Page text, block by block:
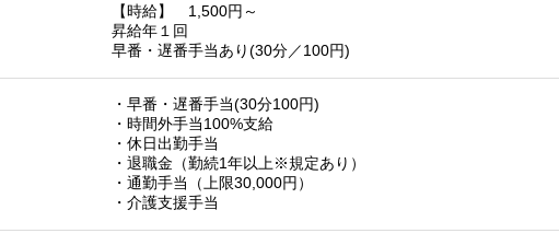
【時給】 1,500円～
昇給年１回
早番・遅番手当あり(30分／100円)
・早番・遅番手当(30分100円)
・時間外手当100%支給
・休日出勤手当
・退職金（勤続1年以上※規定あり）
・通勤手当（上限30,000円）
・介護支援手当